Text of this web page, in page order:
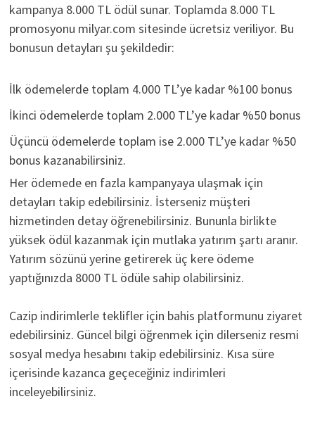
kampanya 8.000 TL ödül sunar. Toplamda 8.000 TL
promosyonu milyar.com sitesinde ücretsiz veriliyor. Bu
bonusun detayları şu şekildedir:
İlk ödemelerde toplam 4.000 TL’ye kadar %100 bonus
İkinci ödemelerde toplam 2.000 TL’ye kadar %50 bonus
Üçüncü ödemelerde toplam ise 2.000 TL’ye kadar %50
bonus kazanabilirsiniz.
Her ödemede en fazla kampanyaya ulaşmak için
detayları takip edebilirsiniz. İsterseniz müşteri
hizmetinden detay öğrenebilirsiniz. Bununla birlikte
yüksek ödül kazanmak için mutlaka yatırım şartı aranır.
Yatırım sözünü yerine getirerek üç kere ödeme
yaptığınızda 8000 TL ödüle sahip olabilirsiniz.
Cazip indirimlerle teklifler için bahis platformunu ziyaret
edebilirsiniz. Güncel bilgi öğrenmek için dilerseniz resmi
sosyal medya hesabını takip edebilirsiniz. Kısa süre
içerisinde kazanca geçeceğiniz indirimleri
inceleyebilirsiniz.